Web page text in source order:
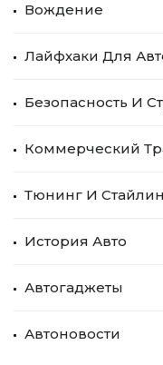
Вождение
Лайфхаки Для
Безопасность И
Коммерческий
Тюнинг И
История Авто
Автогаджеты
Автоновости